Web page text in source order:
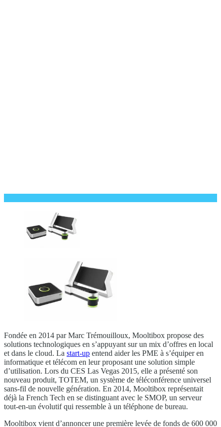
Fondée en 2014 par Marc Trémouilloux, Mooltibox propose des
solutions technologiques en s’appuyant sur un mix d’offres en local
et dans le cloud. La start-up entend aider les PME à s’équiper en
informatique et télécom en leur proposant une solution simple
d’utilisation. Lors du CES Las Vegas 2015, elle a présenté son
nouveau produit, TOTEM, un système de téléconférence universel
sans-fil de nouvelle génération. En 2014, Mooltibox représentait
déjà la French Tech en se distinguant avec le SMOP, un serveur
tout-en-un évolutif qui ressemble à un téléphone de bureau.
Mooltibox vient d’annoncer une première levée de fonds de 600 000